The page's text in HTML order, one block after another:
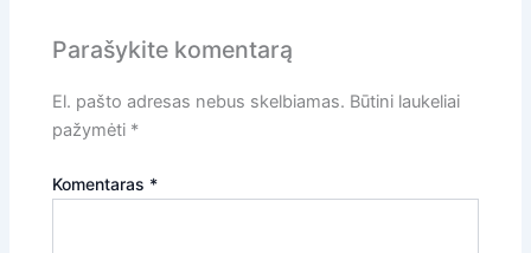
Parašykite komentarą
El. pašto adresas nebus skelbiamas. Būtini laukeliai
pažymėti *
Komentaras *